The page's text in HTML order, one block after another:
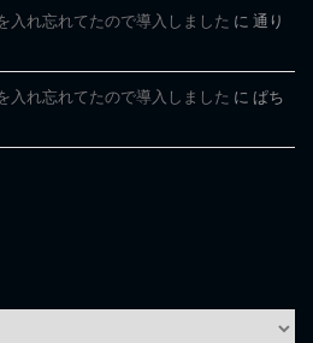
入れ忘れてたので導入しました に 通り
入れ忘れてたので導入しました に ぱち